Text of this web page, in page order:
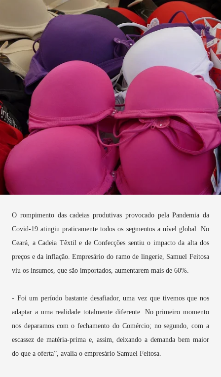
O rompimento das cadeias produtivas provocado pela Pandemia da
Covid-19 atingiu praticamente todos os segmentos a nível global. No
Ceará, a Cadeia Têxtil e de Confecções sentiu o impacto da alta dos
preços e da inflação. Empresário do ramo de lingerie, Samuel Feitosa
viu os insumos, que são importados, aumentarem mais de 60%.
- Foi um período bastante desafiador, uma vez que tivemos que nos
adaptar a uma realidade totalmente diferente. No primeiro momento
nos deparamos com o fechamento do Comércio; no segundo, com a
escassez de matéria-prima e, assim, deixando a demanda bem maior
do que a oferta”, avalia o empresário Samuel Feitosa.